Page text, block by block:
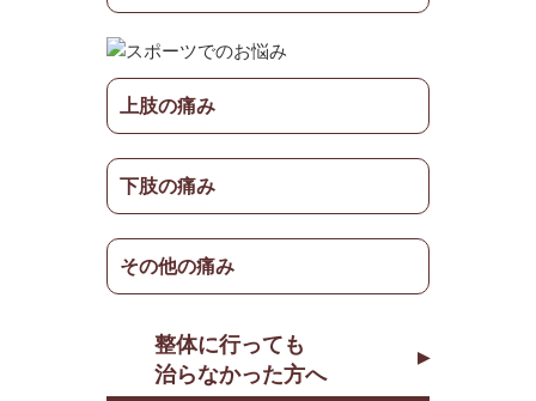
上肢の痛み
下肢の痛み
その他の痛み
整体に行っても
治らなかった方へ